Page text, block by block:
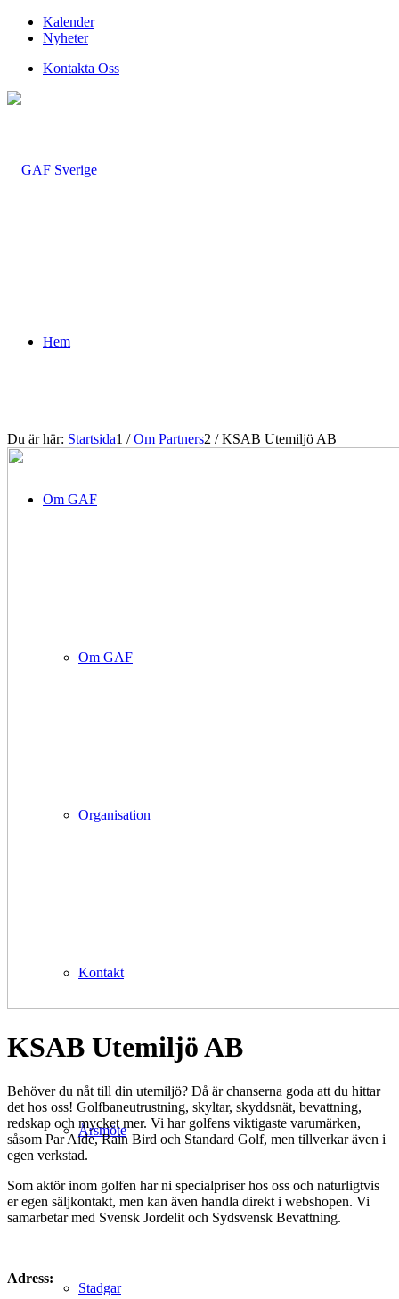
Kalender
Nyheter
Kontakta Oss
Hem
Om GAF
Om GAF
Organisation
Kontakt
Årsmöte
Stadgar
Du är här: Startsida1 / Om Partners2 / KSAB Utemiljö AB
KSAB Utemiljö AB
Behöver du nåt till din utemiljö? Då är chanserna goda att du hittar
det hos oss! Golfbaneutrustning, skyltar, skyddsnät, bevattning,
redskap och mycket mer. Vi har golfens viktigaste varumärken,
såsom Par Aide, Rain Bird och Standard Golf, men tillverkar även i
egen verkstad.
Som aktör inom golfen har ni specialpriser hos oss och naturligtvis
er egen säljkontakt, men kan även handla direkt i webshopen. Vi
samarbetar med Svensk Jordelit och Sydsvensk Bevattning.
Adress: